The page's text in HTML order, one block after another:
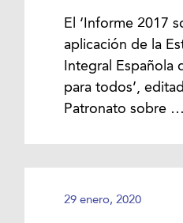
El ‘Informe 2017
aplicación de la
Integral Española
para todos’,
Patronato sobre …
29 enero, 2020